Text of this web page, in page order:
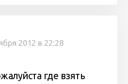
2012 в 22:28
где взять